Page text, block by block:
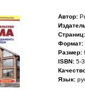
Автор:
Cтраниц:
Формат:
Размер:
ISBN: 5-
Язык: